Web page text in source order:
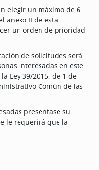
elegir un máximo de 6
anexo II de esta
un orden de prioridad
de solicitudes será
interesadas en este
Ley 39/2015, de 1 de
Común de las
presentase su
le requerirá que la